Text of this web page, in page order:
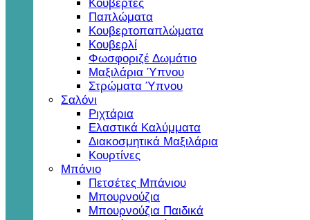
Κουβέρτες
Παπλώματα
Κουβερτοπαπλώματα
Κουβερλί
Φωσφοριζέ Δωμάτιο
Μαξιλάρια Ύπνου
Στρώματα Ύπνου
Σαλόνι
Ριχτάρια
Ελαστικά Καλύμματα
Διακοσμητικά Μαξιλάρια
Κουρτίνες
Μπάνιο
Πετσέτες Μπάνιου
Μπουρνούζια
Μπουρνούζια Παιδικά